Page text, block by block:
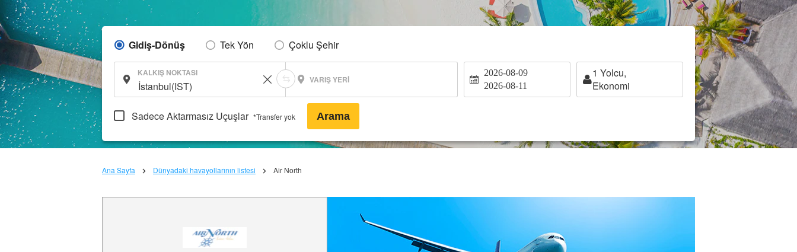
Gidiş-Dönüş Tek Yön Çoklu Şehir
KALKIŞ NOKTASI
VARIŞ YERI
2026-08-09
2026-08-11
1 Yolcu,
Ekonomi
Sadece Aktarmasız Uçuşlar *Transfer yok Arama
Ana Sayfa Dünyadaki havayollarının listesi Air North